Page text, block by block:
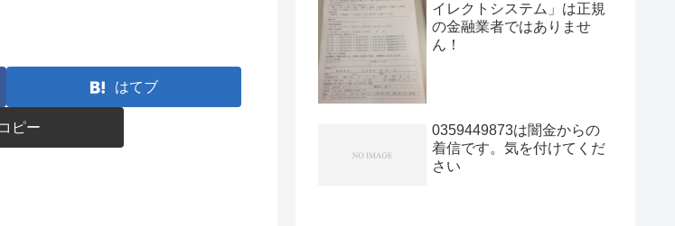
はてブ
コピー
イレクトシステム」は正規
の金融業者ではありませ
ん！
0359449873は闇金からの
着信です。気を付けてくだ
さい